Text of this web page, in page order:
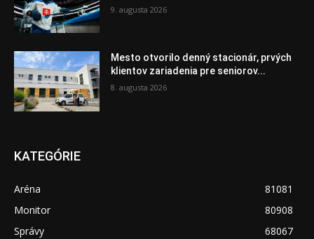
9. augusta 2026
Mesto otvorilo denný stacionár, prvých
klientov zariadenia pre seniorov...
8. augusta 2026
KATEGÓRIE
Aréna
81081
Monitor
80908
Správy
68067